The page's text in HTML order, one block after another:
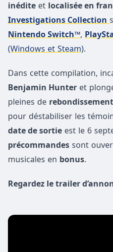
inédite et localisée en
Investigations Collection
Nintendo Switch™,
(Windows et Steam).
Dans cette compilation,
Benjamin Hunter et
pleines de
pour déstabiliser les
date de sortie est le 6
précommandes sont
musicales en bonus.
Regardez le trailer